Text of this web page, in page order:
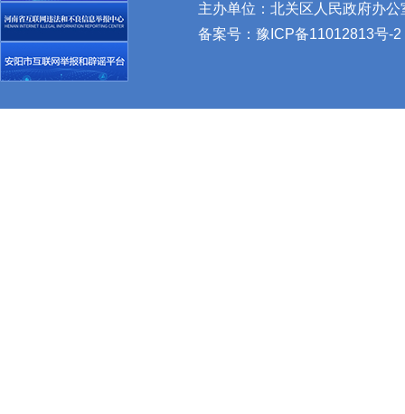
主办单位：北关区人民政府办
备案号： 豫ICP备11012813号-2